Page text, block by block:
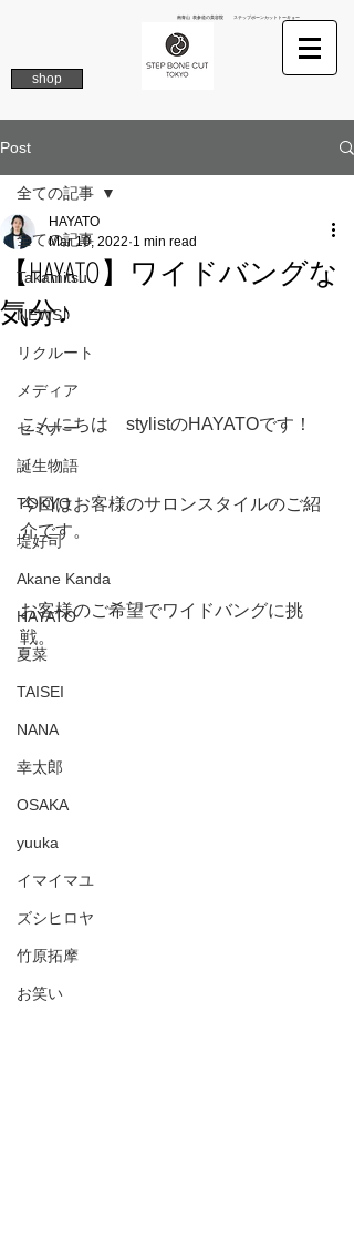
南青山 表参道の美容院 ステップボーンカットトーキョー
shop
Post
全ての記事
Takamitsu
NEWS
リクルート
メディア
セミナー
誕生物語
TOKYO
堤好司
Akane Kanda
HAYATO
夏菜
TAISEI
NANA
幸太郎
OSAKA
yuuka
イマイマユ
ズシヒロヤ
竹原拓摩
お笑い
全ての記事
【HAYATO】ワイドバングな
気分♪
HAYATO
Mar 10, 2022 1 min read
こんにちは　stylistのHAYATOです！
今回はお客様のサロンスタイルのご紹
介です。
お客様のご希望でワイドバングに挑
戦。